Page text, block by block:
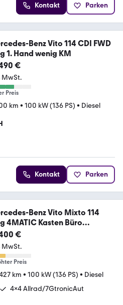
Kontakt Parken
Benz Vito 114 CDI FWD
1. Hand wenig KM
€
MwSt.
Preis
km • 100 kW (136 PS) • Diesel
Kontakt Parken
Benz Vito Mixto 114
4MATIC Kasten Büro
€
MwSt.
Preis
km • 100 kW (136 PS) • Diesel
4x4 Allrad/7GtronicAut